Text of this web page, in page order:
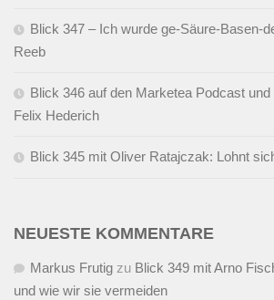
Blick 347 – Ich wurde ge-Säure-Basen-
Reeb
Blick 346 auf den Marketea Podcast
Felix Hederich
Blick 345 mit Oliver Ratajczak: Lohnt
NEUESTE KOMMENTARE
Markus Frutig zu Blick 349 mit Arno
und wie wir sie vermeiden